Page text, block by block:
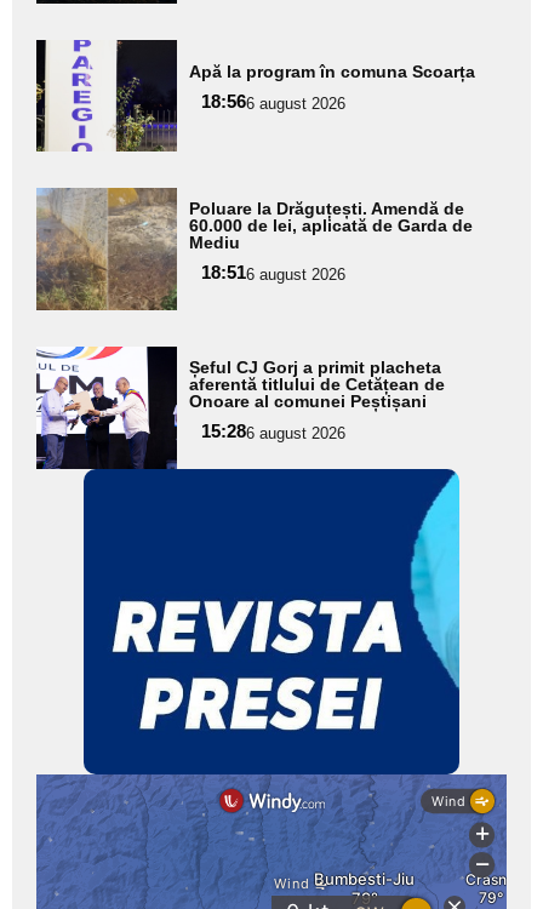
Adaugă
aici textul
pentru
subtitlu
Apă la program în comuna Scoarța
18:566 august 2026
Adaugă
aici textul
pentru
subtitlu
Poluare la Drăguțești. Amendă de
60.000 de lei, aplicată de Garda de
Mediu
18:516 august 2026
Adaugă
aici textul
pentru
subtitlu
Șeful CJ Gorj a primit placheta
aferentă titlului de Cetățean de
Onoare al comunei Peștișani
15:286 august 2026